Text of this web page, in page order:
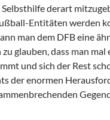
derart
Entitäten werden
man dem DFB eine
glauben, dass man
und sich der Rest
der enormen